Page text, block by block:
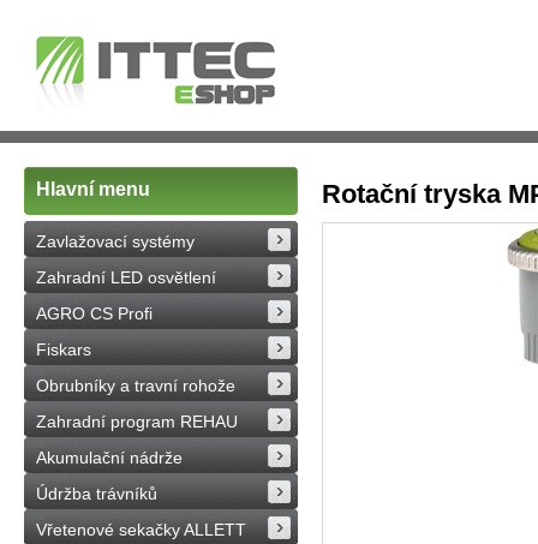
Hlavní menu
Zavlažovací systémy
Zahradní LED osvětlení
AGRO CS Profi
Fiskars
Obrubníky a travní rohože
Zahradní program REHAU
Akumulační nádrže
Údržba trávníků
Vřetenové sekačky ALLETT
Rotační tryska